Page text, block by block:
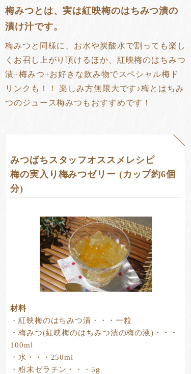
梅みつとは、実は紅映梅のはちみつ漬の
漬け汁です。
梅みつと同様に、お水や炭酸水で割っても楽し
くお召し上がり頂けるほか、紅映梅のはちみつ
漬+梅みつ+お好きな飲み物でスペシャル梅ド
リンクも！！ 楽しみ方無限大です♪梅とはちみ
つのジュース梅みつもおすすめです！
みつばちスタッフオススメレシピ
梅の実入り梅みつゼリー (カップ約6個
分)
材料
・紅映梅のはちみつ漬・・・一粒
・梅みつ(紅映梅のはちみつ漬の梅の液)・・・
100ml
・水・・・250ml
・粉末ゼラチン・・・5g